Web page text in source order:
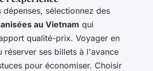
dépenses, sélectionnez des
au Vietnam qui
qualité-prix. Voyager en
réserver ses billets à l'avance
pour économiser. Choisir